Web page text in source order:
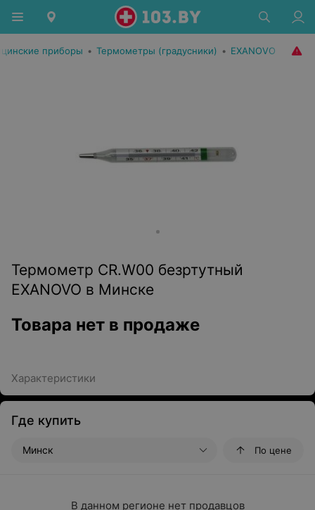
приборы • Термометры (градусники) • EXANOVO
Термометр CR.W00 безртутный
EXANOVO в Минске
Товара нет в продаже
Характеристики
Где купить
Минск По цене
В данном регионе нет продавцов